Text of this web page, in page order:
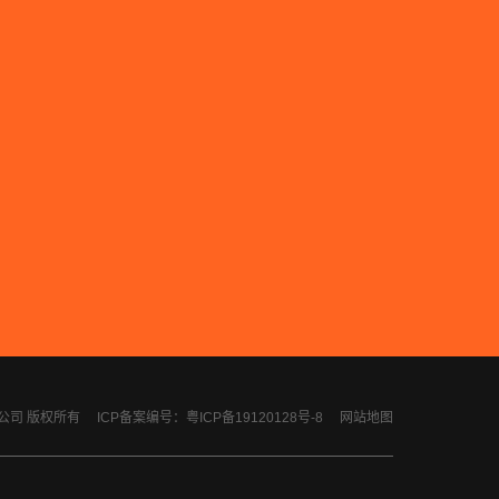
司 版权所有 ICP备案编号：粤ICP备19120128号-8 网站地图